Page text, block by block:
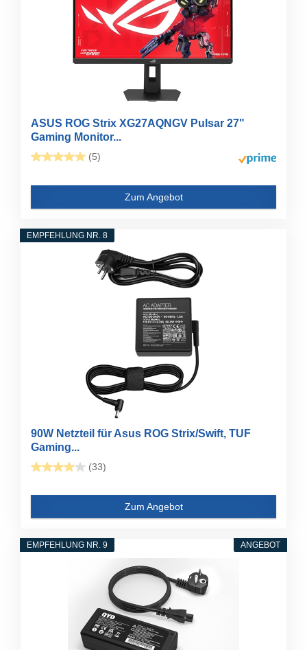
ASUS ROG Strix XG27AQNGV Pulsar 27"
Gaming Monitor...
(5)
Zum Angebot
EMPFEHLUNG NR. 8
90W Netzteil für Asus ROG Strix/Swift, TUF
Gaming...
(33)
Zum Angebot
ANGEBOT
EMPFEHLUNG NR. 9